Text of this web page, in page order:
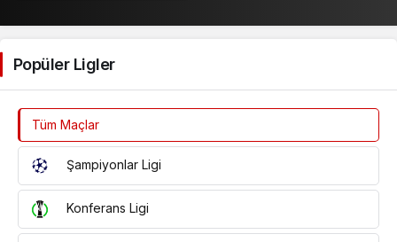
Popüler Ligler
Tüm Maçlar
Şampiyonlar Ligi
Konferans Ligi